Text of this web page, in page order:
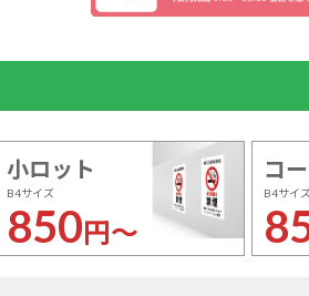
小ロット
B4サイズ
850円～
コ
B4サイ